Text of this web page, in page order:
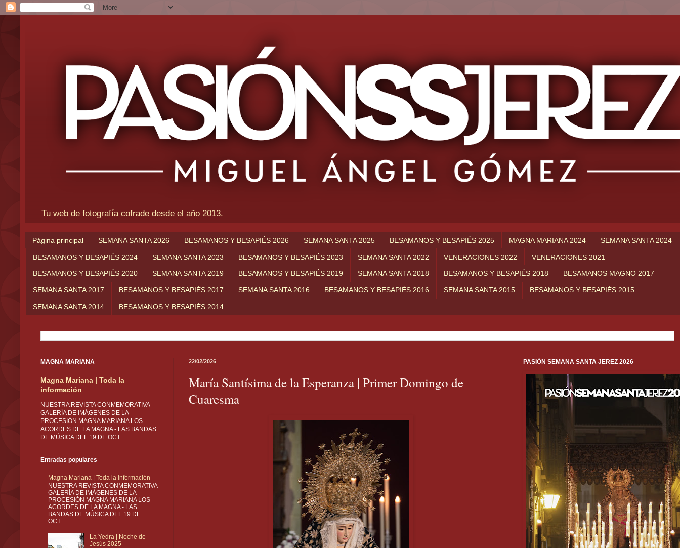
Tu web de fotografía cofrade desde el año 2013.
Página principal SEMANA SANTA 2026 BESAMANOS Y BESAPIÉS 2026 SEMANA SANTA 2025 BESAMANOS Y BESAPIÉS 2025 MAGNA MARIANA 2024 SEMANA SANTA 2024
BESAMANOS Y BESAPIÉS 2024 SEMANA SANTA 2023 BESAMANOS Y BESAPIÉS 2023 SEMANA SANTA 2022 VENERACIONES 2022 VENERACIONES 2021
BESAMANOS Y BESAPIÉS 2020 SEMANA SANTA 2019 BESAMANOS Y BESAPIÉS 2019 SEMANA SANTA 2018 BESAMANOS Y BESAPIÉS 2018 BESAMANOS MAGNO 2017
SEMANA SANTA 2017 BESAMANOS Y BESAPIÉS 2017 SEMANA SANTA 2016 BESAMANOS Y BESAPIÉS 2016 SEMANA SANTA 2015 BESAMANOS Y BESAPIÉS 2015
SEMANA SANTA 2014 BESAMANOS Y BESAPIÉS 2014
22/02/2026
María Santísima de la Esperanza | Primer Domingo de
Cuaresma
MAGNA MARIANA
Magna Mariana | Toda la
información
NUESTRA REVISTA CONMEMORATIVA
GALERÍA DE IMÁGENES DE LA
PROCESIÓN MAGNA MARIANA LOS
ACORDES DE LA MAGNA - LAS BANDAS
DE MÚSICA DEL 19 DE OCT...
Entradas populares
Magna Mariana | Toda la información
NUESTRA REVISTA CONMEMORATIVA
GALERÍA DE IMÁGENES DE LA
PROCESIÓN MAGNA MARIANA LOS
ACORDES DE LA MAGNA - LAS
BANDAS DE MÚSICA DEL 19 DE
OCT...
La Yedra | Noche de
Jesús 2025
PASIÓN SEMANA SANTA JEREZ 2026